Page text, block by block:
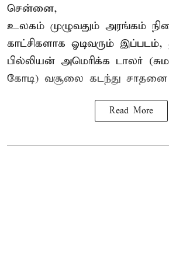
சென்னை,
உலகம் முழுவதும் அரங்கம்
காட்சிகளாக ஓடிவரும் இப்படம்,
பில்லியன் அமெரிக்க டாலர்
கோடி) வசூலை கடந்து சாதனை
Read More